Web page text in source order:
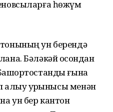
һөжүм
ун берендә
Бәләкәй осҡондан
ғына
алыу ҡурҡынысы менән
ун бер кантон